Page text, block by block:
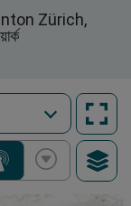
Zürich,